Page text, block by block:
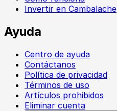
Invertir en Cambalache
Ayuda
Centro de ayuda
Contáctanos
Política de privacidad
Términos de uso
Artículos prohibidos
Eliminar cuenta